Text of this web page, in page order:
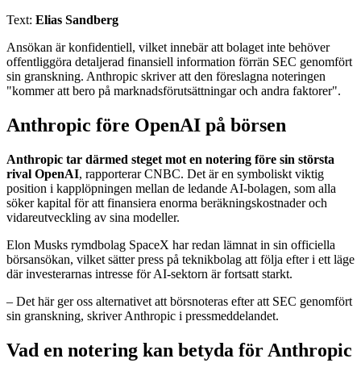
Text: Elias Sandberg
Ansökan är konfidentiell, vilket innebär att bolaget inte behöver
offentliggöra detaljerad finansiell information förrän SEC genomfört
sin granskning. Anthropic skriver att den föreslagna noteringen
"kommer att bero på marknadsförutsättningar och andra faktorer".
Anthropic före OpenAI på börsen
Anthropic tar därmed steget mot en notering före sin största
rival OpenAI, rapporterar CNBC. Det är en symboliskt viktig
position i kapplöpningen mellan de ledande AI-bolagen, som alla
söker kapital för att finansiera enorma beräkningskostnader och
vidareutveckling av sina modeller.
Elon Musks rymdbolag SpaceX har redan lämnat in sin officiella
börsansökan, vilket sätter press på teknikbolag att följa efter i ett läge
där investerarnas intresse för AI-sektorn är fortsatt starkt.
– Det här ger oss alternativet att börsnoteras efter att SEC genomfört
sin granskning, skriver Anthropic i pressmeddelandet.
Vad en notering kan betyda för Anthropic